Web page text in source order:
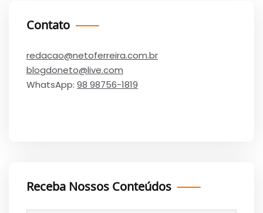
Contato
redacao@netoferreira.com.br
blogdoneto@live.com
WhatsApp: 98 98756-1819
Receba Nossos Conteúdos